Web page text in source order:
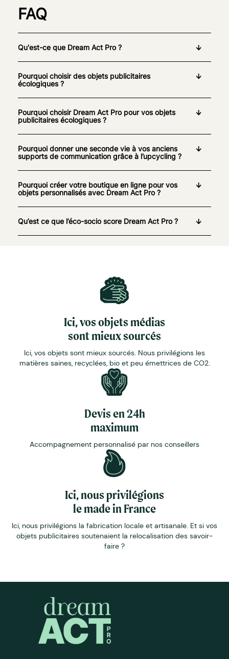
FAQ
Qu'est-ce que Dream Act Pro ?
Pourquoi choisir des objets publicitaires
écologiques ?
Pourquoi choisir Dream Act Pro pour vos objets
publicitaires écologiques ?
Pourquoi donner une seconde vie à vos anciens
supports de communication grâce à l’upcycling ?
Pourquoi créer votre boutique en ligne pour vos
objets personnalisés avec Dream Act Pro ?
Qu’est ce que l’éco-socio score Dream Act Pro ?
Ici, vos objets médias
sont mieux sourcés
Ici, vos objets sont mieux sourcés. Nous privilégions les
matières saines, recyclées, bio et peu émettrices de CO2.
Devis en 24h
maximum
Accompagnement personnalisé par nos conseillers
Ici, nous privilégions
le made in France
Ici, nous privilégions la fabrication locale et artisanale. Et si vos
objets publicitaires soutenaient la relocalisation des savoir-
faire ?